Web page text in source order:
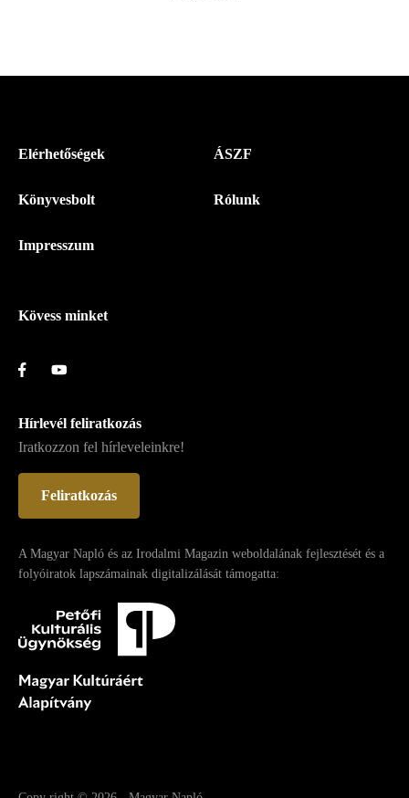
Menü
Magyar
-
Elérhetőségek
Könyvesbolt
Impresszum
ÁSZF
Rólunk
Kövess minket
Hírlevél feliratkozás
Iratkozzon fel hírleveleinkre!
Feliratkozás
A Magyar Napló és az Irodalmi Magazin weboldalának fejlesztését és a
folyóiratok lapszámainak digitalizálását támogatta: